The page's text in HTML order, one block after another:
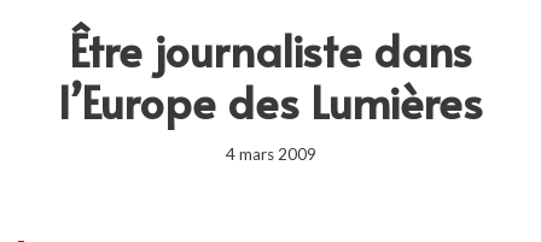
Être journaliste dans
l’Europe des Lumières
4 mars 2009